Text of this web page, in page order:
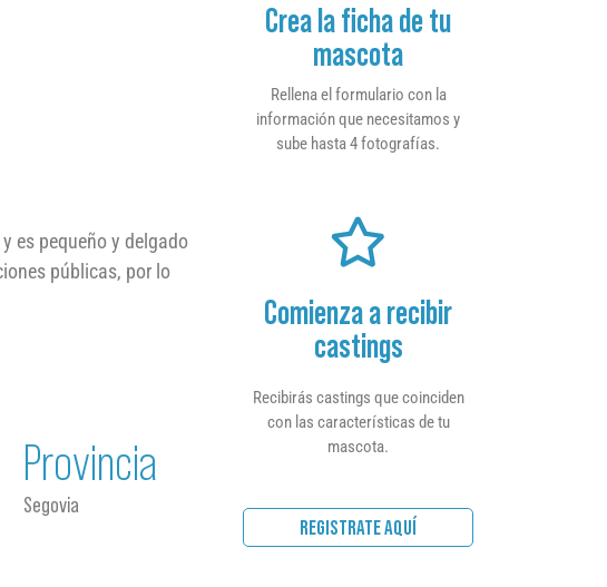
es pequeño y delgado
públicas, por lo
Provincia
Segovia
Crea la ficha de tu
mascota
Rellena el formulario con la
información que necesitamos y
sube hasta 4 fotografías.
Comienza a recibir
castings
Recibirás castings que coinciden
con las características de tu
mascota.
REGISTRATE AQUÍ